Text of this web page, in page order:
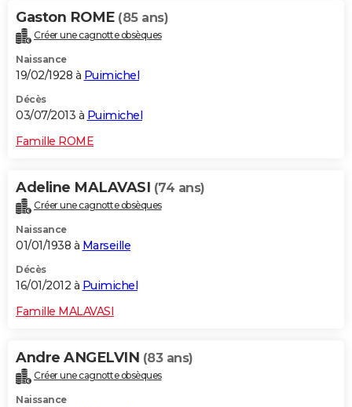
Gaston ROME (85 ans)
Créer une cagnotte obsèques
Naissance
19/02/1928 à Puimichel
Décès
03/07/2013 à Puimichel
Famille ROME
Adeline MALAVASI (74 ans)
Créer une cagnotte obsèques
Naissance
01/01/1938 à Marseille
Décès
16/01/2012 à Puimichel
Famille MALAVASI
Andre ANGELVIN (83 ans)
Créer une cagnotte obsèques
Naissance